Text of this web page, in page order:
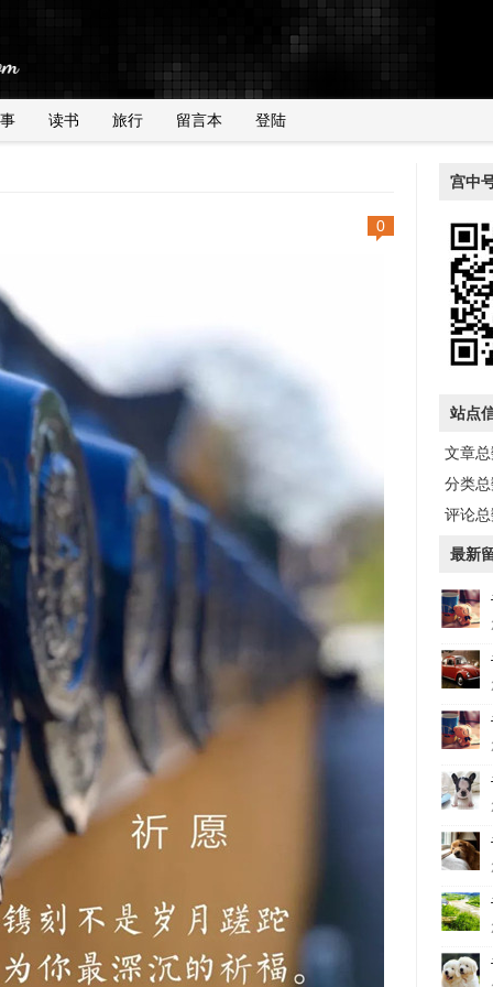
读书 旅行 留言本 登陆
0
宫中
站点
文章
分类
评论
最新